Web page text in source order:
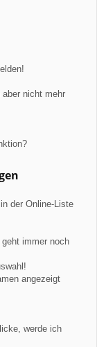
nicht mehr
der Online-Liste
immer noch
angezeigt
werde ich